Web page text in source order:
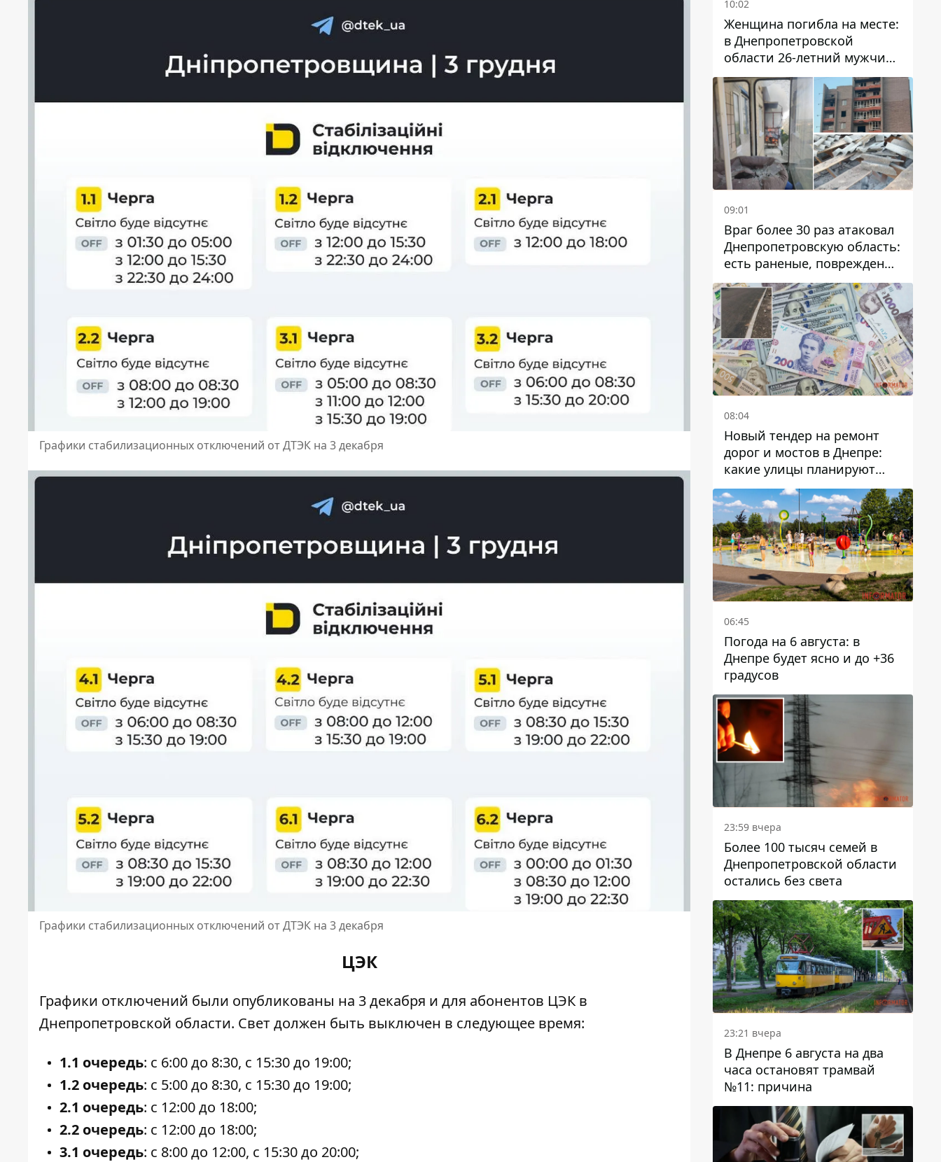
Графики стабилизационных отключений от ДТЭК на 3 декабря
Графики стабилизационных отключений от ДТЭК на 3 декабря
ЦЭК
Графики отключений были опубликованы на 3 декабря и для абонентов ЦЭК в
Днепропетровской области. Свет должен быть выключен в следующее время:
1.1 очередь: с 6:00 до 8:30, с 15:30 до 19:00;
1.2 очередь: с 5:00 до 8:30, с 15:30 до 19:00;
2.1 очередь: с 12:00 до 18:00;
2.2 очередь: с 12:00 до 18:00;
3.1 очередь: с 8:00 до 12:00, с 15:30 до 20:00;
10:02
Женщина погибла на месте:
в Днепропетровской
области 26-летний мужчина
избил трех человек
металлическим предметом
09:01
Враг более 30 раз атаковал
Днепропетровскую область:
есть раненые, повреждены
лицей, дома и предприятия
08:04
Новый тендер на ремонт
дорог и мостов в Днепре:
какие улицы планируют
обновить и сколько
десятков миллионов гривен
на это хотят потратить
06:45
Погода на 6 августа: в
Днепре будет ясно и до +36
градусов
23:59 вчера
Более 100 тысяч семей в
Днепропетровской области
остались без света
23:21 вчера
В Днепре 6 августа на два
часа остановят трамвай
№11: причина